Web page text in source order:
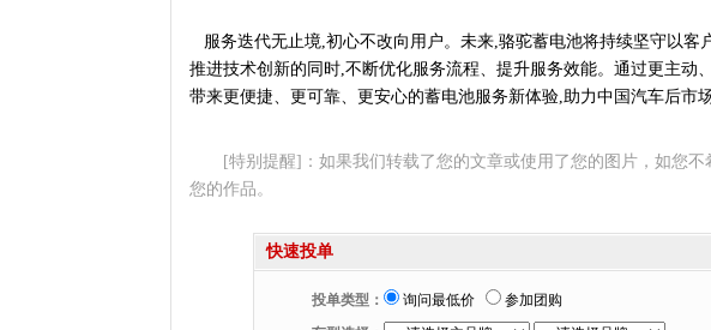
服务迭代无止境,初心不改向用户。未来,骆驼蓄电池将持续坚守以客
推进技术创新的同时,不断优化服务流程、提升服务效能。通过更主动
带来更便捷、更可靠、更安心的蓄电池服务新体验,助力中国汽车后市
[特别提醒]：如果我们转载了您的文章或使用了您的图片，如您
您的作品。
快速投单
投单类型： 询问最低价
参加团购